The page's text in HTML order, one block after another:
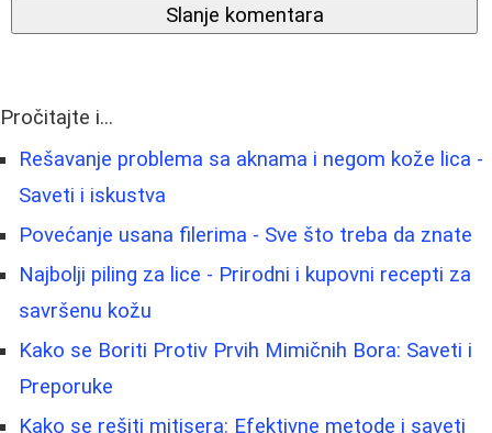
Slanje komentara
Pročitajte i...
Rešavanje problema sa aknama i negom kože lica -
Saveti i iskustva
Povećanje usana filerima - Sve što treba da znate
Najbolji piling za lice - Prirodni i kupovni recepti za
savršenu kožu
Kako se Boriti Protiv Prvih Mimičnih Bora: Saveti i
Preporuke
Kako se rešiti mitisera: Efektivne metode i saveti